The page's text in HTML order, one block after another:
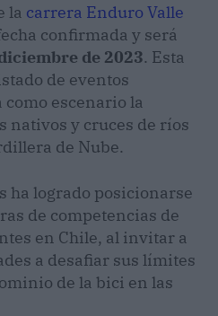
la carrera Enduro Valle
confirmada y será
de 2023. Esta
de eventos
escenario la
nativos y cruces de ríos
de Nube.
ha logrado posicionarse
de competencias de
en Chile, al invitar a
a desafiar sus límites
de la bici en las